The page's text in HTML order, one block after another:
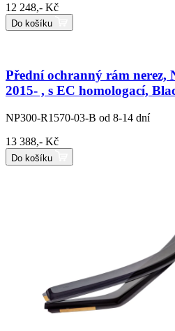
12 248,- Kč
Do košíku
Přední ochranný rám nerez,
2015- , s EC homologací,
NP300-R1570-03-B od 8-14 dní
13 388,- Kč
Do košíku